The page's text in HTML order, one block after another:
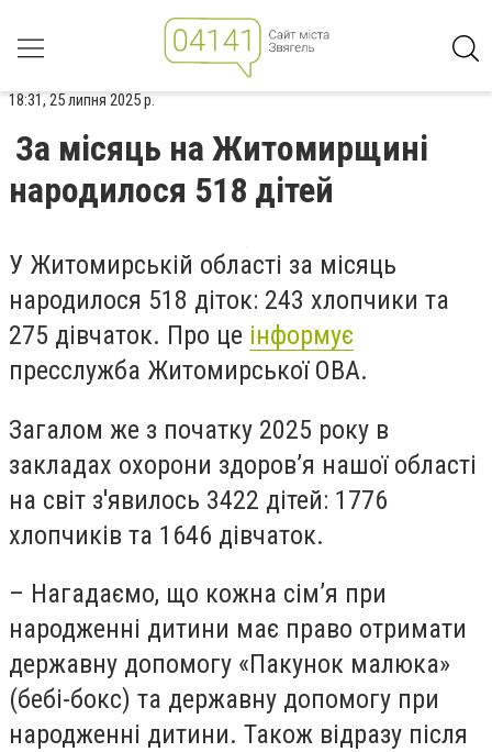
18:31, 25 липня 2025 р.
За місяць на Житомирщині
народилося 518 дітей
У Житомирській області за місяць
народилося 518 діток: 243 хлопчики та
275 дівчаток. Про це інформує
пресслужба Житомирської ОВА.
Загалом же з початку 2025 року в
закладах охорони здоров’я нашої області
на світ з'явилось 3422 дітей: 1776
хлопчиків та 1646 дівчаток.
– Нагадаємо, що кожна сім’я при
народженні дитини має право отримати
державну допомогу «Пакунок малюка»
(бебі-бокс) та державну допомогу при
народженні дитини. Також відразу після